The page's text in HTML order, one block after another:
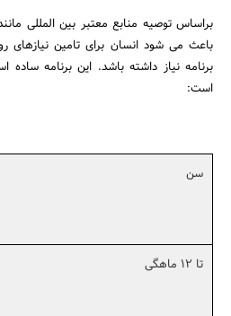
براساس توصیه منابع معتبر بین المللی
باعث می شود انسان برای تامین نیازهای
برنامه نیاز داشته باشد. این برنامه
است:
سن
تا 12 ماهگی